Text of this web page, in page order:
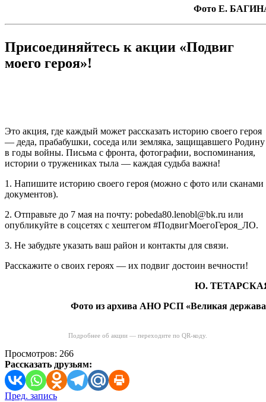
Фото Е.
Присоединяйтесь к акции «Подвиг
моего героя»!
Это акция, где каждый может рассказать историю своего героя
— деда, прабабушки, соседа или земляка, защищавшего Родину
в годы войны. Письма с фронта, фотографии, воспоминания,
истории о тружениках тыла — каждая судьба важна!
1. Напишите историю своего героя (можно с фото или сканами
документов).
2. Отправьте до 7 мая на почту: pobeda80.lenobl@bk.ru или
опубликуйте в соцсетях с хештегом #ПодвигМоегоГероя_ЛО.
3. Не забудьте указать ваш район и контакты для связи.
Расскажите о своих героях — их подвиг достоин вечности!
Ю.
Фото из архива АНО РСП «Великая
Подробнее об акции — переходите по QR-коду.
Просмотров: 266
Рассказать друзьям:
Навигация
Пред. запись